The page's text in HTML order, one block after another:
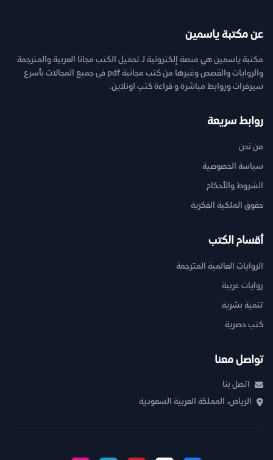
عن مكتبة ياسمين
مكتبة ياسمين هي منصة إلكترونية لـ تحميل الكتب مجانا العربية والمترجمة
والروايات والقصص وغيرها من كتب مجانية pdf فى جميع المجالات بأسرع
سيرفرات وروابط مباشرة و قراءة كتب اونلاين.
روابط سريعة
من نحن
سياسة الخصوصية
الشروط والأحكام
حقوق الملكية الفكرية
أقسام الكتب
الروايات العالمية المترجمة
روايات عربية
تنمية بشرية
كتب حصرية
تواصل معنا
اتصل بنا
الرياض، المملكة العربية السعودية